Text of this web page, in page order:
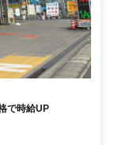
で時給UP